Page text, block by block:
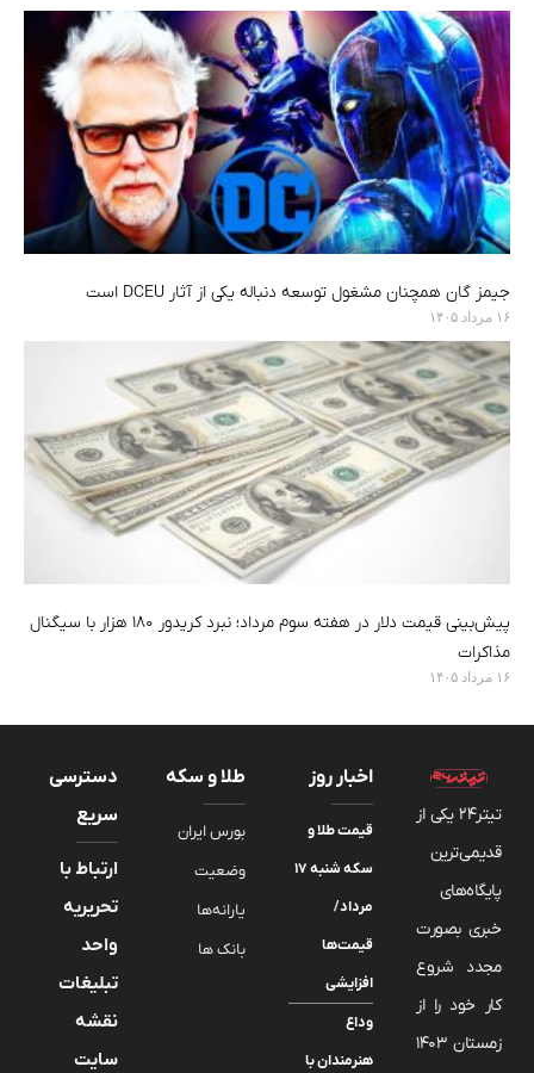
جیمز گان همچنان مشغول توسعه دنباله یکی از آثار DCEU است
۱۶ مرداد ۱۴۰۵
پیش‌بینی قیمت دلار در هفته سوم مرداد؛ نبرد کریدور ۱۸۰ هزار با سیگنال
مذاکرات
۱۶ مرداد ۱۴۰۵
تیتر24 یکی از
قدیمی‌ترین
پایگاه‌های
خبری بصورت
مجدد شروع
کار خود را از
زمستان 1403
اخبار روز
قیمت طلا و
سکه شنبه ۱۷
مرداد/
قیمت‌ها
افزایشی
وداع
هنرمندان با
طلا و سکه
بورس ایران
وضعیت
یارانه‌ها
بانک ها
دسترسی
سریع
ارتباط با
تحریریه
واحد
تبلیغات
نقشه
سایت